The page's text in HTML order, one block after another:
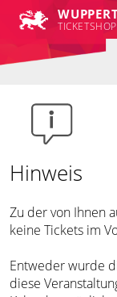
TICKETSHOP
Hinweis
Zu der von Ihnen
keine Tickets im
Entweder wurde
diese